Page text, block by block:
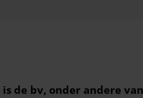
de bv, onder andere